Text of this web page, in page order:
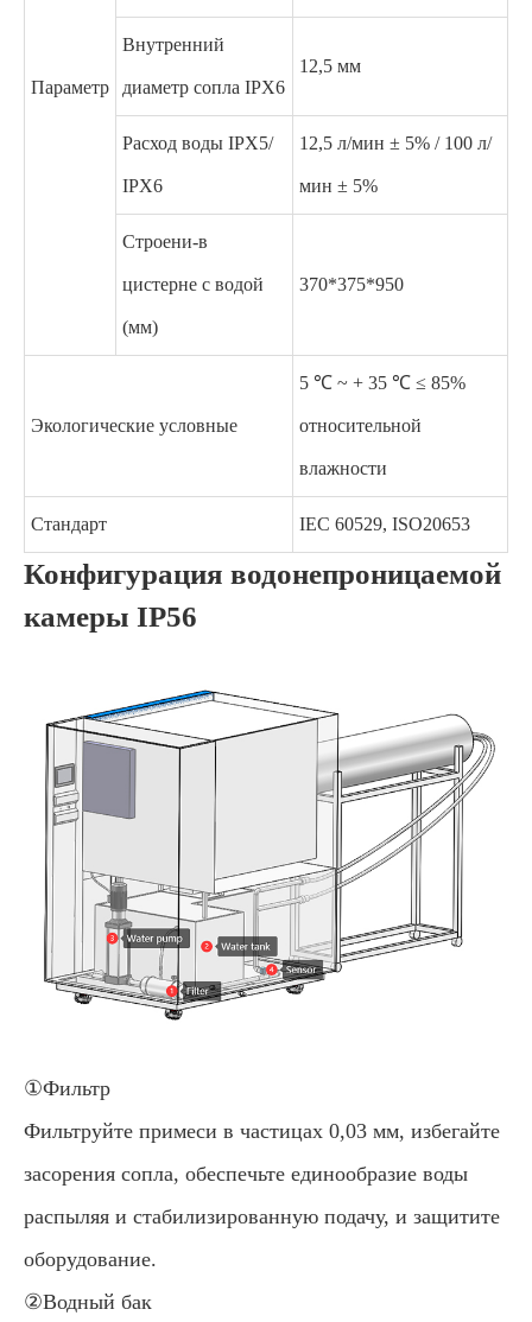
Параметр
Внутренний
диаметр сопла IPX6
12,5 мм
Расход воды IPX5/
IPX6
12,5 л/мин ± 5% / 100 л/
мин ± 5%
Строени-в
цистерне с водой
(мм)
370*375*950
Экологические условные
5 ℃ ~ + 35 ℃ ≤ 85%
относительной
влажности
Стандарт IEC 60529, ISO20653
Конфигурация водонепроницаемой
камеры IP56
①Фильтр
Фильтруйте примеси в частицах 0,03 мм, избегайте
засорения сопла, обеспечьте единообразие воды
распыляя и стабилизированную подачу, и защитите
оборудование.
②Водный бак